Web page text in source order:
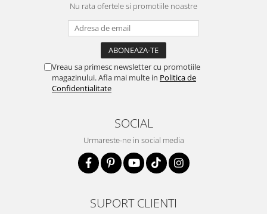
Nu rata ofertele si promotiile noastre
Vreau sa primesc newsletter cu promotiile
magazinului. Afla mai multe in Politica de
Confidentialitate
SOCIAL
Urmareste-ne in social media
SUPORT CLIENTI